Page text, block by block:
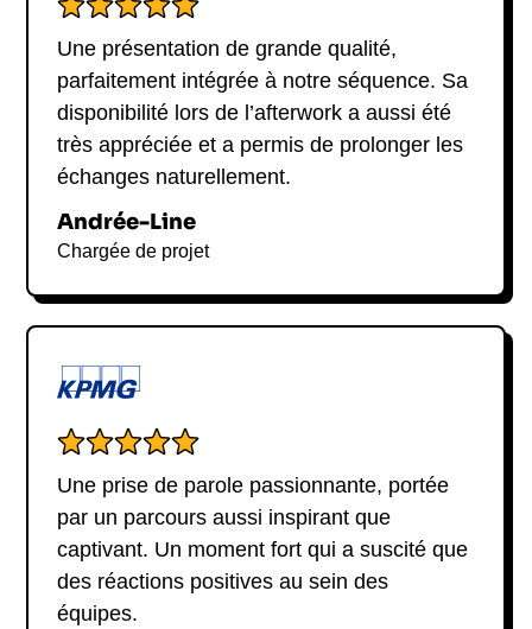
géopolitiques des technologies.
Marion Moreau est disponible pour des
conférences sur l’économie numérique,
l’innovation et les startups, ainsi que sur les
questions de technologie et de société. Elle parle
couramment français et anglais.
Une présentation de grande qualité,
parfaitement intégrée à notre séquence. Sa
disponibilité lors de l’afterwork a aussi été
très appréciée et a permis de prolonger les
échanges naturellement.
Andrée-Line
Chargée de projet
Une prise de parole passionnante, portée
par un parcours aussi inspirant que
captivant. Un moment fort qui a suscité que
des réactions positives au sein des
équipes.